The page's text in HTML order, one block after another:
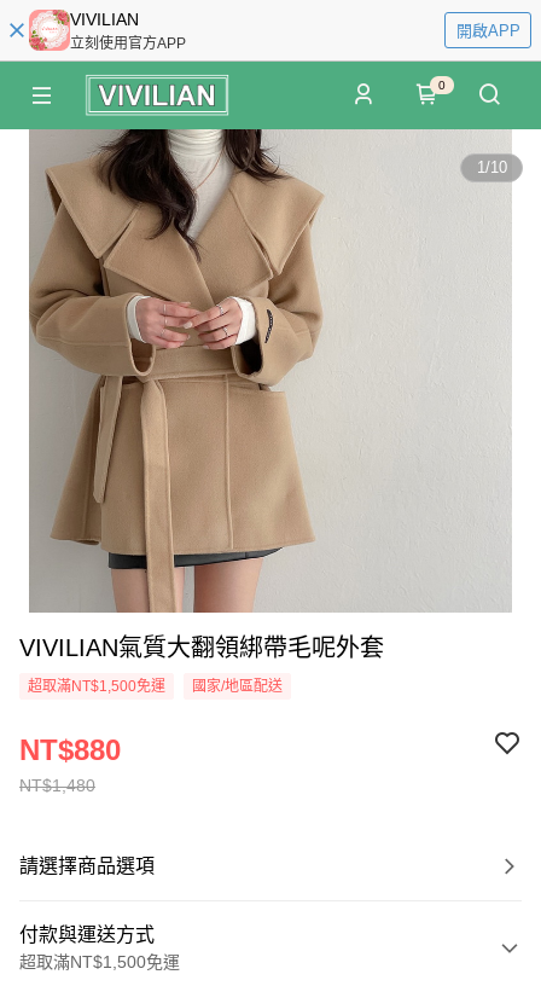
VIVILIAN
立刻使用官方APP
開啟APP
0
1/10
VIVILIAN氣質大翻領綁帶毛呢外套
超取滿NT$1,500免運 國家/地區配送
NT$1,480
NT$880
請選擇商品選項
付款與運送方式
超取滿NT$1,500免運